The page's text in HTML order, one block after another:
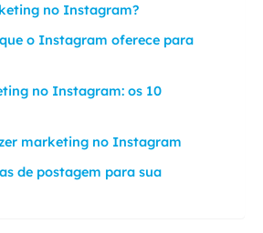
no Instagram?
o Instagram oferece para
no Instagram: os 10
marketing no Instagram
de postagem para sua